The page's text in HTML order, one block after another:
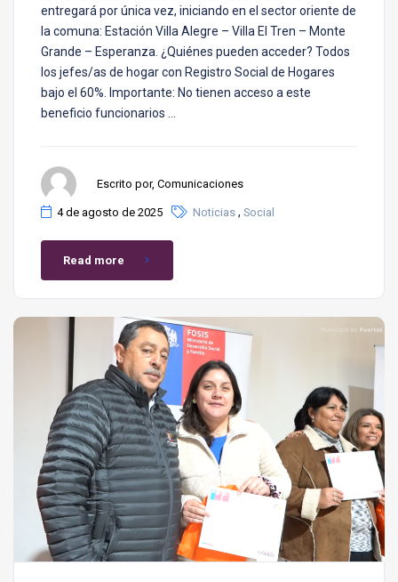
entregará por única vez, iniciando en el sector oriente de
la comuna: Estación Villa Alegre – Villa El Tren – Monte
Grande – Esperanza. ¿Quiénes pueden acceder? Todos
los jefes/as de hogar con Registro Social de Hogares
bajo el 60%. Importante: No tienen acceso a este
beneficio funcionarios …
Escrito por, Comunicaciones
4 de agosto de 2025 Noticias , Social
Read more